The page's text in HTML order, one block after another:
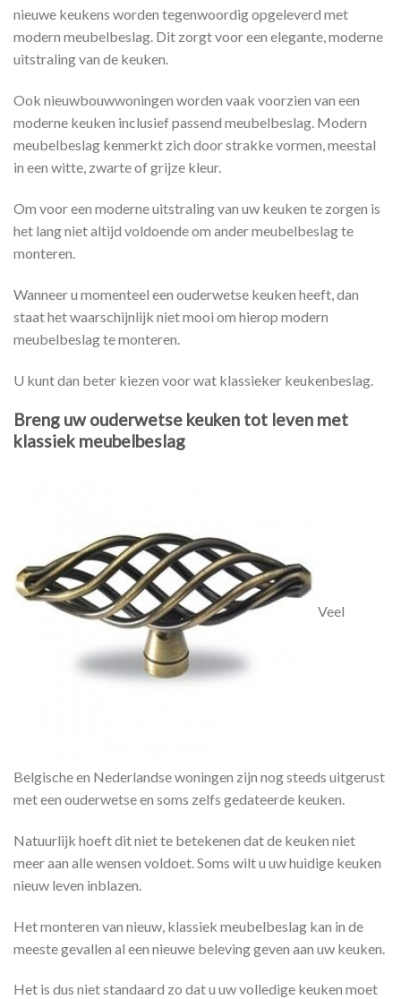
nieuwe keukens worden tegenwoordig opgeleverd met
modern meubelbeslag. Dit zorgt voor een elegante, moderne
uitstraling van de keuken.
Ook nieuwbouwwoningen worden vaak voorzien van een
moderne keuken inclusief passend meubelbeslag. Modern
meubelbeslag kenmerkt zich door strakke vormen, meestal
in een witte, zwarte of grijze kleur.
Om voor een moderne uitstraling van uw keuken te zorgen is
het lang niet altijd voldoende om ander meubelbeslag te
monteren.
Wanneer u momenteel een ouderwetse keuken heeft, dan
staat het waarschijnlijk niet mooi om hierop modern
meubelbeslag te monteren.
U kunt dan beter kiezen voor wat klassieker keukenbeslag.
Breng uw ouderwetse keuken tot leven met
klassiek meubelbeslag
Veel
Belgische en Nederlandse woningen zijn nog steeds uitgerust
met een ouderwetse en soms zelfs gedateerde keuken.
Natuurlijk hoeft dit niet te betekenen dat de keuken niet
meer aan alle wensen voldoet. Soms wilt u uw huidige keuken
nieuw leven inblazen.
Het monteren van nieuw, klassiek meubelbeslag kan in de
meeste gevallen al een nieuwe beleving geven aan uw keuken.
Het is dus niet standaard zo dat u uw volledige keuken moet